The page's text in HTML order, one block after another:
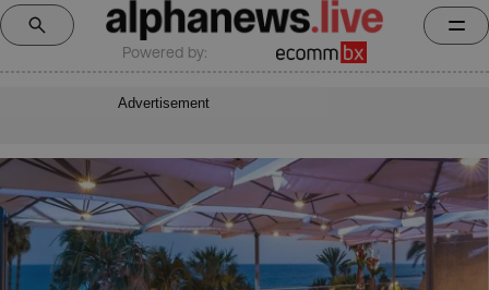
Powered by:
Advertisement